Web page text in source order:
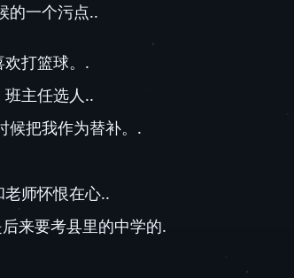
的一个污点..
打篮球。.
主任选人..
候把我作为替补。.
师怀恨在心..
来要考县里的中学的.